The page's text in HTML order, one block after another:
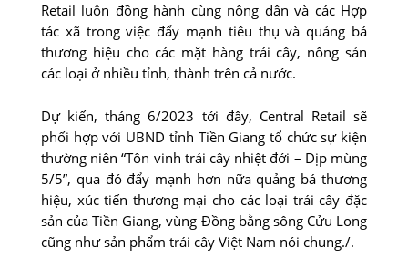
Retail luôn đồng hành cùng nông dân và các Hợp
tác xã trong việc đẩy mạnh tiêu thụ và quảng bá
thương hiệu cho các mặt hàng trái cây, nông sản
các loại ở nhiều tỉnh, thành trên cả nước.
Dự kiến, tháng 6/2023 tới đây, Central Retail sẽ
phối hợp với UBND tỉnh Tiền Giang tổ chức sự kiện
thường niên “Tôn vinh trái cây nhiệt đới – Dịp mùng
5/5”, qua đó đẩy mạnh hơn nữa quảng bá thương
hiệu, xúc tiến thương mại cho các loại trái cây đặc
sản của Tiền Giang, vùng Đồng bằng sông Cửu Long
cũng như sản phẩm trái cây Việt Nam nói chung./.